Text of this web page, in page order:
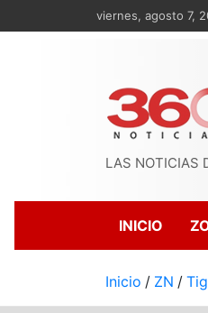
al
viernes, agosto 7,
LAS NOTICIAS
INICIO
Inicio ZN